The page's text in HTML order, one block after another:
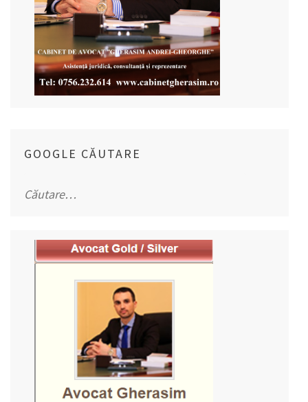
GOOGLE CĂUTARE
după: